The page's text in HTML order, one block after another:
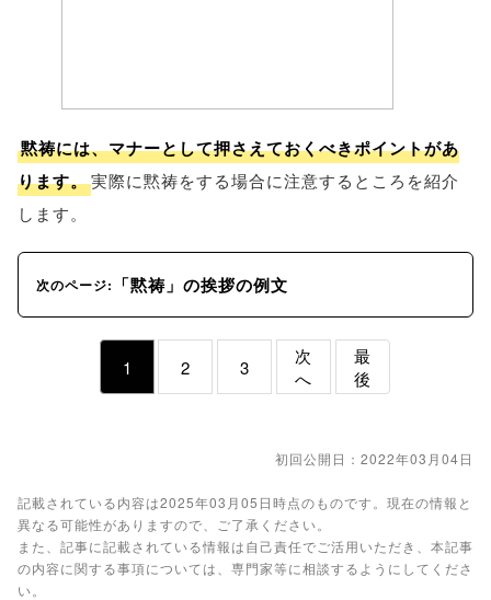
黙祷には、マナーとして押さえておくべきポイントがあ
ります。実際に黙祷をする場合に注意するところを紹介
します。
次のページ: 「黙祷」の挨拶の例文
1 2 3
次
へ
最
後
初回公開日：2022年03月04日
記載されている内容は2025年03月05日時点のものです。現在の情報と
異なる可能性がありますので、ご了承ください。
また、記事に記載されている情報は自己責任でご活用いただき、本記事
の内容に関する事項については、専門家等に相談するようにしてくださ
い。